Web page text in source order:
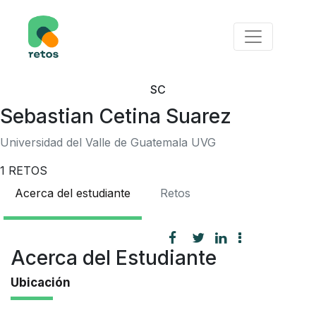
SC
Sebastian Cetina Suarez
Universidad del Valle de Guatemala UVG
1 RETOS
Acerca del estudiante
Retos
Acerca del Estudiante
Ubicación